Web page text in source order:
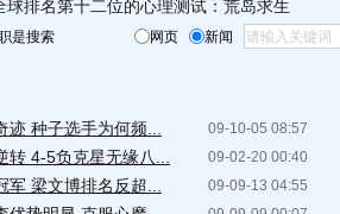
球排名第十二位的心理测试：荒岛求生
是搜索 网页 新闻
09-10-05 08:57
种子选手为何频...
09-02-20 00:40
4-5负克星无缘八...
09-09-13 04:55
梁文博排名反超...